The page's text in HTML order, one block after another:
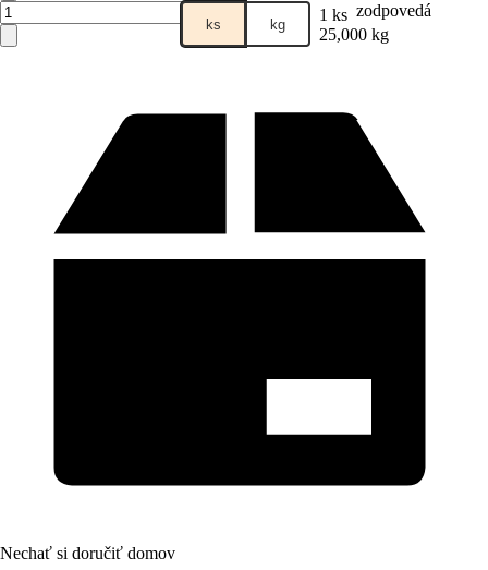
ks kg 1 ks zodpovedá
25,000 kg
Nechať si doručiť domov